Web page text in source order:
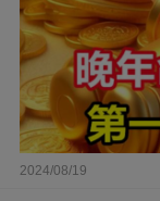
2024/08/19